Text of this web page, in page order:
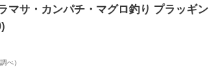
マサ・カンパチ・マグロ釣り プラッギン
べ）